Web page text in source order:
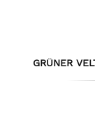
GRÜNER